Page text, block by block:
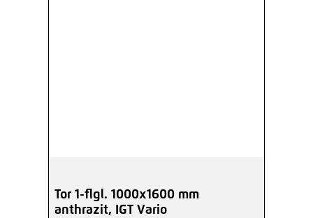
Tor 1-flgl. 1000x1600 mm
anthrazit, IGT Vario